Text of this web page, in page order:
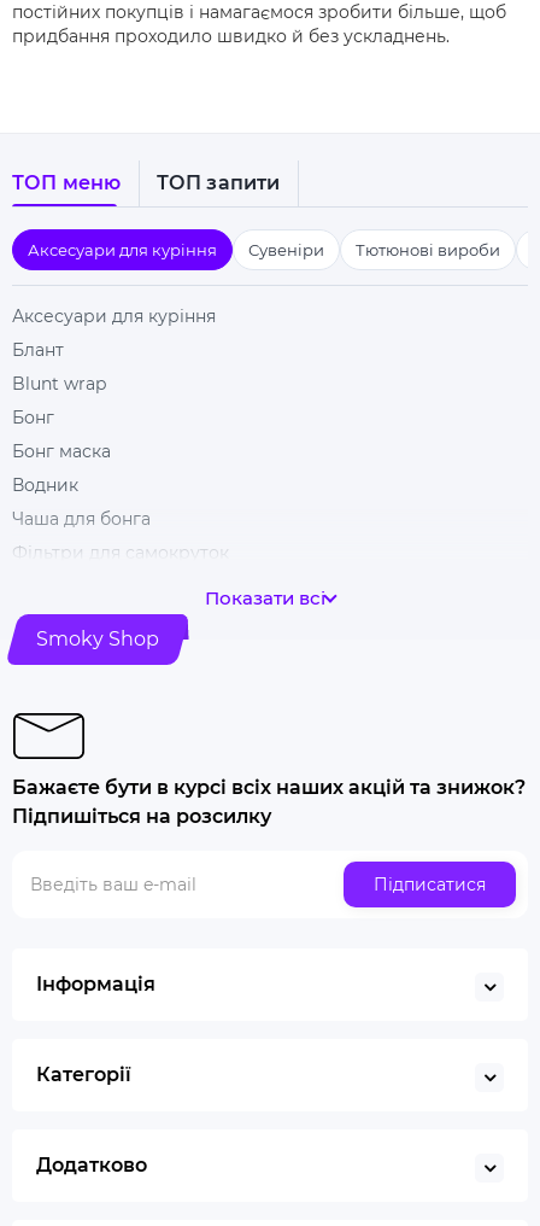
постійних покупців і намагаємося зробити більше, щоб
придбання проходило швидко й без ускладнень.
ТОП меню ТОП запити
Аксесуари для куріння Сувеніри Тютюнові вироби
Аксесуари для куріння
Блант
Blunt wrap
Бонг
Бонг маска
Водник
Чаша для бонга
Фільтри для самокруток
Гріндери
Ковпак для куріння
Купити папір для самокруток
Попільничка
Купити люльку для куріння
Люлька для куріння набір
Купити ювелірні ваги
Гільйотина для сигар
Показати всі
Smoky Shop
Бажаєте бути в курсі всіх наших акцій та знижок?
Підпишіться на розсилку
Підписатися
Інформація
Категорії
Додатково